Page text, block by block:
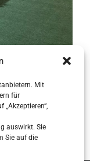
Mit
für
„Akzeptieren“,
auswirkt. Sie
Sie auf die